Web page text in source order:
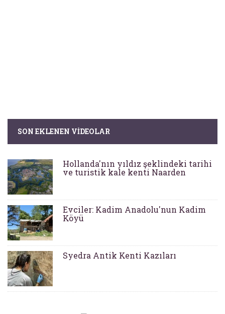
SON EKLENEN VIDEOLAR
Hollanda'nın yıldız şeklindeki tarihi
ve turistik kale kenti Naarden
Evciler: Kadim Anadolu'nun Kadim
Köyü
Syedra Antik Kenti Kazıları